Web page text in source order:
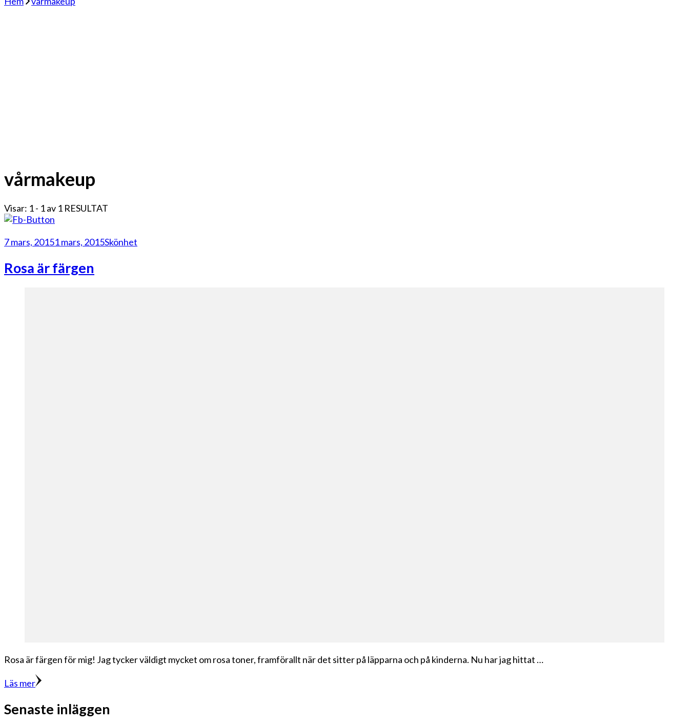
vårmakeup
Visar: 1 - 1 av 1 RESULTAT
7 mars, 20151 mars, 2015Skönhet
Rosa är färgen
Rosa är färgen för mig! Jag tycker väldigt mycket om rosa toner, framförallt när det sitter på läpparna och på kinderna. Nu har jag hittat …
Läs mer
Senaste inläggen